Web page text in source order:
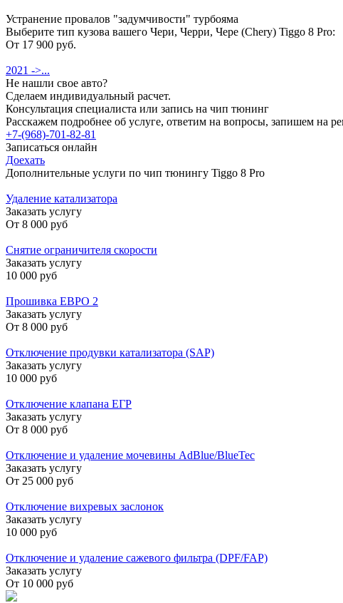
Устранение провалов "задумчивости" турбояма
Выберите тип кузова вашего Чери, Черри, Чере (Chery) Tiggo 8 Pro:
От 17 900 руб.
2021 ->...
Не нашли свое авто?
Сделаем индивидуальный расчет.
Консультация специалиста или запись на чип тюнинг
Расскажем подробнее об услуге, ответим на вопросы, запишем на
+7-(968)-701-82-81
Записаться онлайн
Доехать
Дополнительные услуги по чип тюнингу Tiggo 8 Pro
Удаление катализатора
Заказать услугу
От 8 000 руб
Снятие ограничителя скорости
Заказать услугу
10 000 руб
Прошивка ЕВРО 2
Заказать услугу
От 8 000 руб
Отключение продувки катализатора (SAP)
Заказать услугу
10 000 руб
Отключение клапана ЕГР
Заказать услугу
От 8 000 руб
Отключение и удаление мочевины AdBlue/BlueTec
Заказать услугу
От 25 000 руб
Отключение вихревых заслонок
Заказать услугу
10 000 руб
Отключение и удаление сажевого фильтра (DPF/FAP)
Заказать услугу
От 10 000 руб